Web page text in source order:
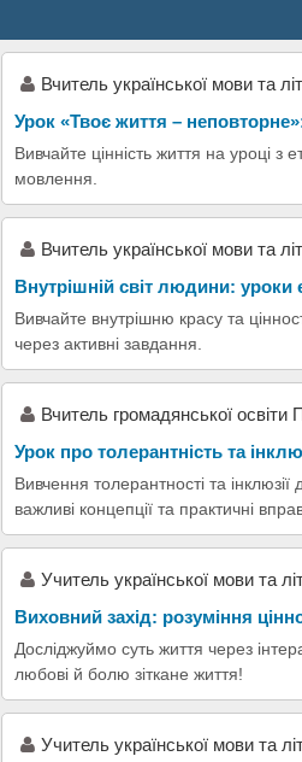
Вчитель української мови та
Урок «Твоє життя –
Вивчайте цінність життя на уроці з
мовлення.
Вчитель української мови та
Внутрішній світ людини: уроки
Вивчайте внутрішню красу та
через активні завдання.
Вчитель громадянської
Урок про толерантність та
Вивчення толерантності та
важливі концепції та практичні
Учитель української мови та
Виховний захід: розуміння
Досліджуймо суть життя через
любові й болю зіткане життя!
Учитель української мови та